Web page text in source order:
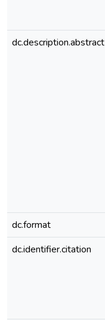
dc.description.abstract
dc.format
dc.identifier.citation